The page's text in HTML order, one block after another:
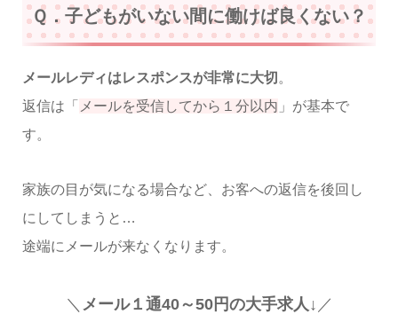
Ｑ．子どもがいない間に働けば良くない？
メールレディはレスポンスが非常に大切 。
返信は「 メールを受信してから１分以内 」が基本で
す。
家族の目が気になる場合など、お客への返信を後回し
にしてしまうと…
途端にメールが来なくなります。
＼ メール１通40～50円の大手求人↓ ／